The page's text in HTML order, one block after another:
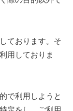
ております。そ
用しておりま
で利用しようと